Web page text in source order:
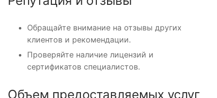
Обращайте внимание на отзывы других
клиентов и рекомендации.
Проверяйте наличие лицензий и
сертификатов специалистов.
Объем предоставляемых услуг